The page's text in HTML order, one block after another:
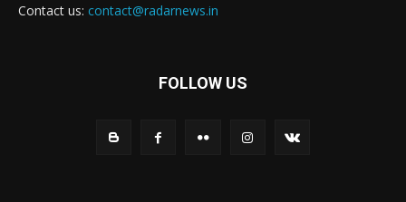
Contact us: contact@radarnews.in
FOLLOW US